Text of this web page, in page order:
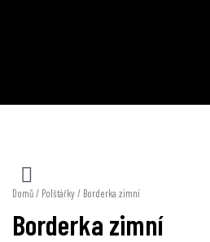
Domů/ Polštářky/ Borderka zimní
Borderka zimní